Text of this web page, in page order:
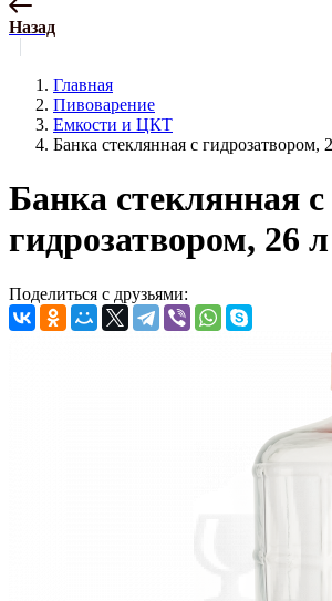
Назад
Главная
Пивоварение
Емкости и ЦКТ
Банка стеклянная с гидрозатвором,
Банка стеклянная с
гидрозатвором, 26 л
Поделиться с друзьями: